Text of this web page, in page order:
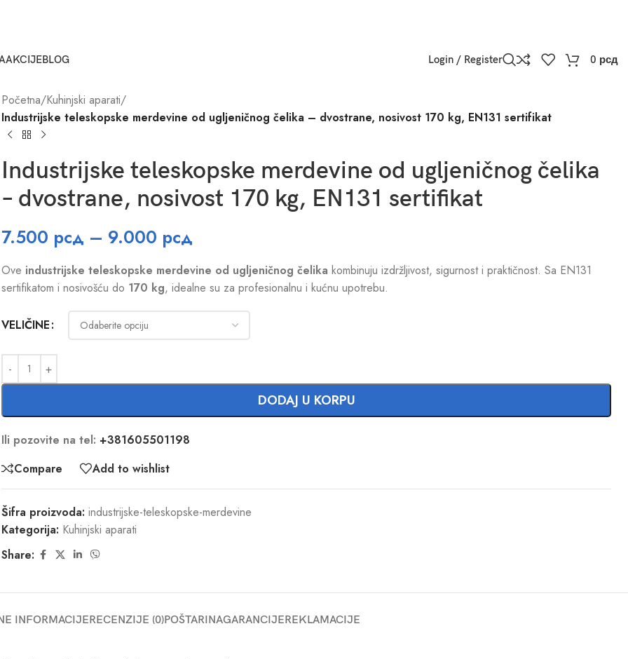
AKCIJEBLOG Login / Register 0 рсд
Početna/Kuhinjski aparati/
Industrijske teleskopske merdevine od ugljeničnog čelika – dvostrane, nosivost 170 kg, EN131 sertifikat
Industrijske teleskopske merdevine od ugljeničnog čelika
– dvostrane, nosivost 170 kg, EN131 sertifikat
7.500 рсд – 9.000 рсд
Ove industrijske teleskopske merdevine od ugljeničnog čelika kombinuju izdržljivost, sigurnost i praktičnost. Sa EN131
sertifikatom i nosivošću do 170 kg, idealne su za profesionalnu i kućnu upotrebu.
VELIČINE
DODAJ U KORPU
Ili pozovite na tel: +381605501198
Compare
Add to wishlist
Šifra proizvoda: industrijske-teleskopske-merdevine
Kategorija: Kuhinjski aparati
Share:
INFORMACIJERECENZIJE (0)POŠTARINAGARANCIJEREKLAMACIJE